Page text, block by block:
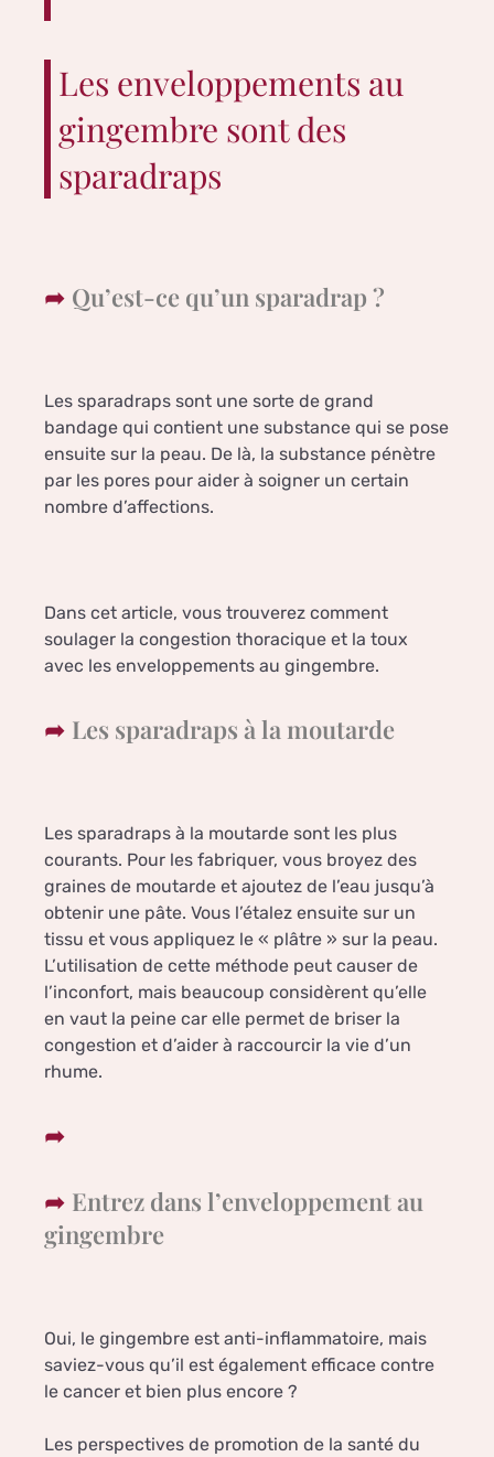
Les enveloppements au
gingembre sont des
sparadraps
Qu’est-ce qu’un sparadrap ?
Les sparadraps sont une sorte de grand
bandage qui contient une substance qui se pose
ensuite sur la peau. De là, la substance pénètre
par les pores pour aider à soigner un certain
nombre d’affections.
Dans cet article, vous trouverez comment
soulager la congestion thoracique et la toux
avec les enveloppements au gingembre.
Les sparadraps à la moutarde
Les sparadraps à la moutarde sont les plus
courants. Pour les fabriquer, vous broyez des
graines de moutarde et ajoutez de l’eau jusqu’à
obtenir une pâte. Vous l’étalez ensuite sur un
tissu et vous appliquez le « plâtre » sur la peau.
L’utilisation de cette méthode peut causer de
l’inconfort, mais beaucoup considèrent qu’elle
en vaut la peine car elle permet de briser la
congestion et d’aider à raccourcir la vie d’un
rhume.
Entrez dans l’enveloppement au
gingembre
Oui, le gingembre est anti-inflammatoire, mais
saviez-vous qu’il est également efficace contre
le cancer et bien plus encore ?
Les perspectives de promotion de la santé du